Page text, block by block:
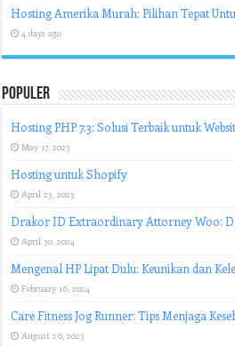
Hosting Amerika Murah: Pilihan Tepat
4 days ago
Populer
Hosting PHP 7.3: Solusi Terbaik untuk
May 17, 2023
Hosting untuk Shopify
April 23, 2023
Drakor ID Extraordinary Attorney Woo:
April 30, 2024
Mengenal HP Lipat Dulu: Keunikan dan
February 16, 2024
Care Fitness Jog Runner: Tips Menjaga
August 26, 2023